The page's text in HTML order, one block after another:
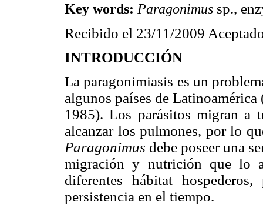
Key words: Paragonimus sp.,
Recibido el 23/11/2009
INTRODUCCIÓN
La paragonimiasis es un
algunos países de
1985). Los parásitos migran a
alcanzar los pulmones, por lo
Paragonimus debe poseer una
migración y nutrición que lo
diferentes hábitat
persistencia en el tiempo.